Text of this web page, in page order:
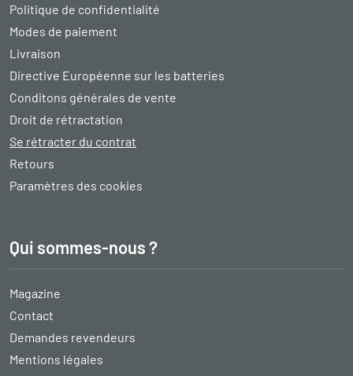
Politique de confidentialité
Modes de paiement
Livraison
Directive Européenne sur les batteries
Conditons générales de vente
Droit de rétractation
Se rétracter du contrat
Retours
Paramètres des cookies
Qui sommes-nous ?
Magazine
Contact
Demandes revendeurs
Mentions légales